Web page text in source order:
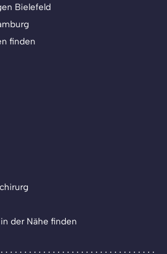
Bielefeld
finden
der Nähe finden